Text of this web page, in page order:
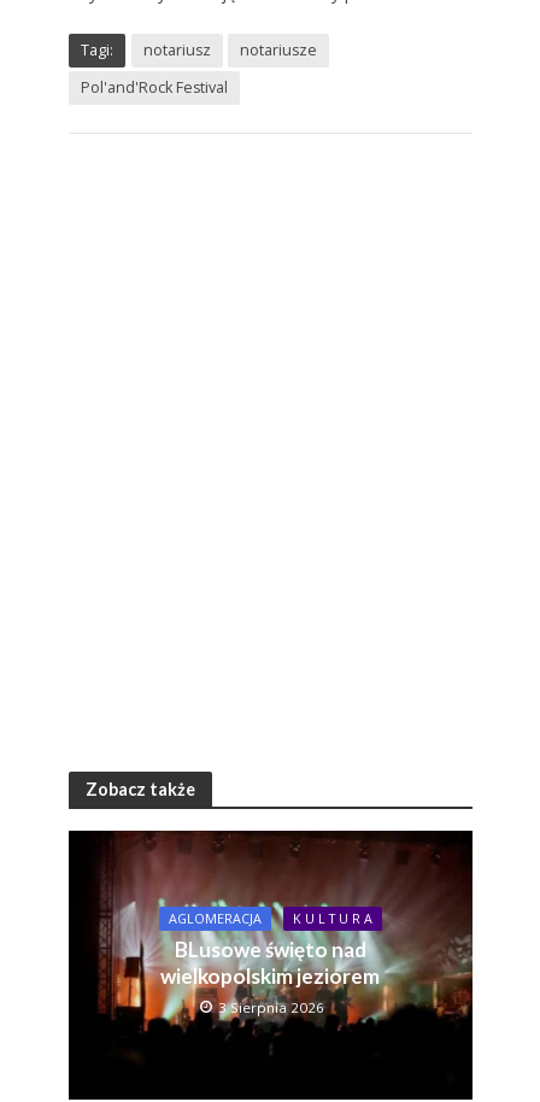
Tagi: notariusz
notariusze
Pol'and'Rock Festival
Zobacz także
AGLOMERACJA K U L T U R A
BLusowe święto nad
wielkopolskim jeziorem
3 Sierpnia 2026